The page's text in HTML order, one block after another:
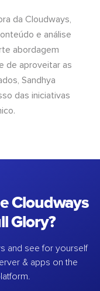
da Cloudways,
e análise
abordagem
de aproveitar as
Sandhya
das iniciativas
Cloudways
Glory?
and see for yourself
& apps on the